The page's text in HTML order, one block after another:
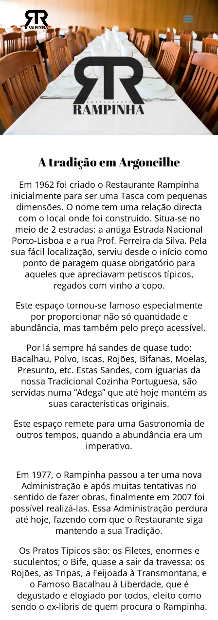
A tradição em Argoncilhe
Em 1962 foi criado o Restaurante Rampinha
inicialmente para ser uma Tasca com pequenas
dimensões. O nome tem uma relação directa
com o local onde foi construído. Situa-se no
meio de 2 estradas: a antiga Estrada Nacional
Porto-Lisboa e a rua Prof. Ferreira da Silva. Pela
sua fácil localização, serviu desde o início como
ponto de paragem quase obrigatório para
aqueles que apreciavam petiscos típicos,
regados com vinho a copo.
Este espaço tornou-se famoso especialmente
por proporcionar não só quantidade e
abundância, mas também pelo preço acessível.
Por lá sempre há sandes de quase tudo:
Bacalhau, Polvo, Iscas, Rojões, Bifanas, Moelas,
Presunto, etc. Estas Sandes, com iguarias da
nossa Tradicional Cozinha Portuguesa, são
servidas numa “Adega” que até hoje mantém as
suas características originais.
Este espaço remete para uma Gastronomia de
outros tempos, quando a abundância era um
imperativo.
Em 1977, o Rampinha passou a ter uma nova
Administração e após muitas tentativas no
sentido de fazer obras, finalmente em 2007 foi
possível realizá-las. Essa Administração perdura
até hoje, fazendo com que o Restaurante siga
mantendo a sua Tradição.
Os Pratos Típicos são: os Filetes, enormes e
suculentos; o Bife, quase a sair da travessa; os
Rojões, as Tripas, a Feijoada à Transmontana, e
o Famoso Bacalhau à Liberdade, que é
degustado e elogiado por todos, eleito como
sendo o ex-libris de quem procura o Rampinha.